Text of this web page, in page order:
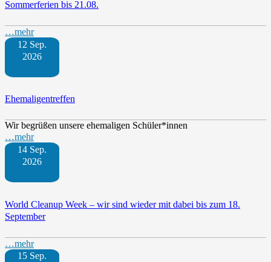
Sommerferien bis 21.08.
…mehr
12 Sep.
2026
Ehemaligentreffen
Wir begrüßen unsere ehemaligen Schüler*innen
…mehr
14 Sep.
2026
World Cleanup Week – wir sind wieder mit dabei bis zum 18.
September
…mehr
15 Sep.